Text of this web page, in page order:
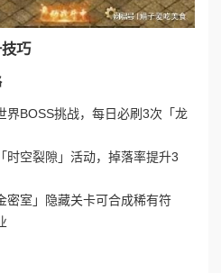
巧
界BOSS挑战，每日必刷3次「龙
时空裂隙」活动，掉落率提升3
密室」隐藏关卡可合成稀有符